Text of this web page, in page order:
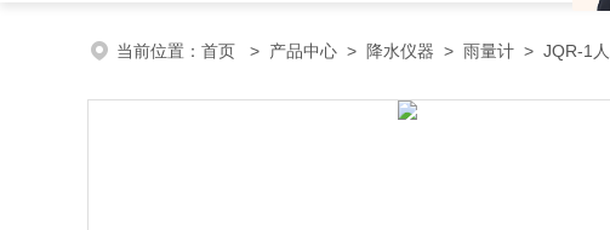
当前位置： 首页 > 产品中心 > 降水仪器 > 雨量计 > JQR-1